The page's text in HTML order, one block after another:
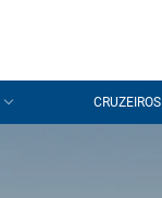
CRUZEIROS